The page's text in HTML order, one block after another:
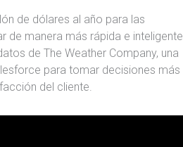
de dólares al año para las
de manera más rápida e inteligente
de The Weather Company, una
para tomar decisiones más
del cliente.